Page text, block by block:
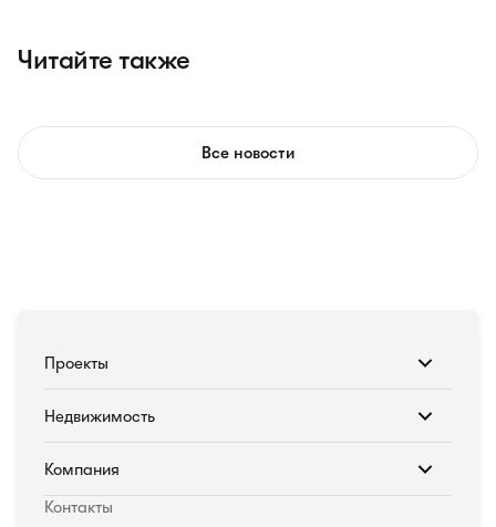
Читайте также
Все новости
Проекты
Недвижимость
Компания
Контакты